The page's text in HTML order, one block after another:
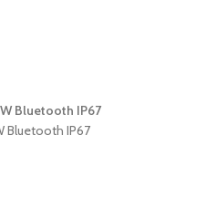
Bluetooth IP67
Bluetooth IP67